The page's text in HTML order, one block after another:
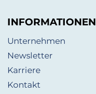
INFORMATIONEN
Unternehmen
Newsletter
Karriere
Kontakt